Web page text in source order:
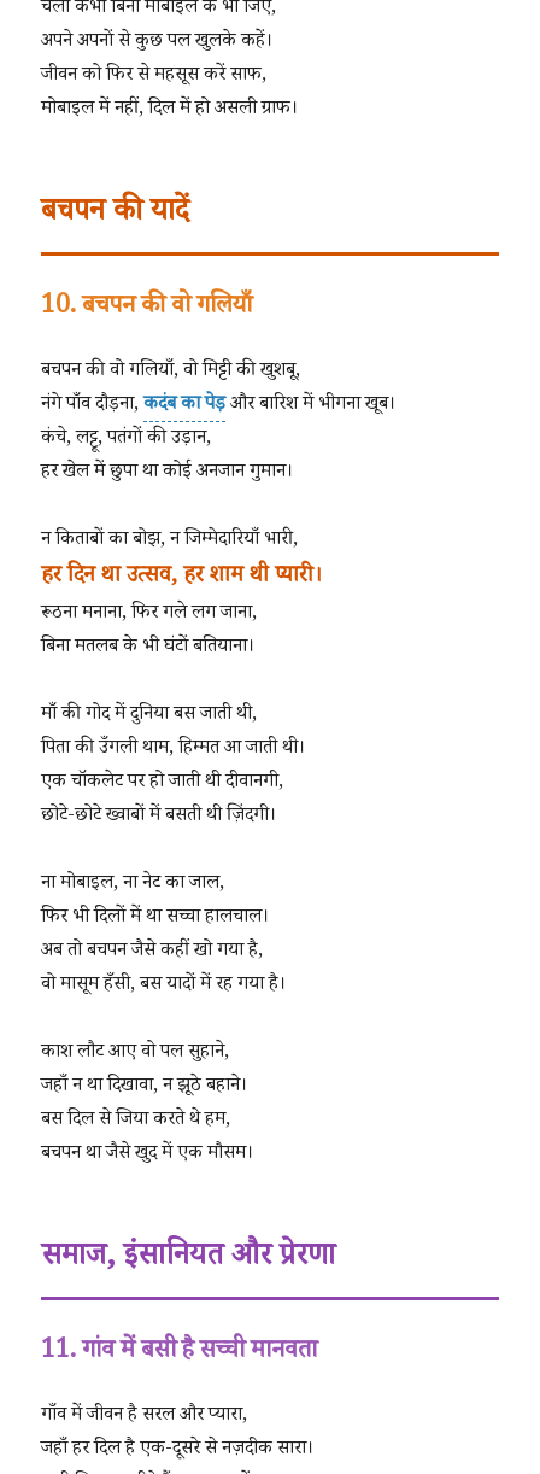
चलो कभी बिना मोबाइल के भी जिएं,
अपने अपनों से कुछ पल खुलके कहें।
जीवन को फिर से महसूस करें साफ,
मोबाइल में नहीं, दिल में हो असली ग्राफ।
बचपन की यादें
10. बचपन की वो गलियाँ
बचपन की वो गलियाँ, वो मिट्टी की खुशबू,
नंगे पाँव दौड़ना,कदंब का पेड़और बारिश में भीगना खूब।
कंचे, लट्टू, पतंगों की उड़ान,
हर खेल में छुपा था कोई अनजान गुमान।
न किताबों का बोझ, न जिम्मेदारियाँ भारी,
हर दिन था उत्सव, हर शाम थी प्यारी।
रूठना मनाना, फिर गले लग जाना,
बिना मतलब के भी घंटों बतियाना।
माँ की गोद में दुनिया बस जाती थी,
पिता की उँगली थाम, हिम्मत आ जाती थी।
एक चॉकलेट पर हो जाती थी दीवानगी,
छोटे-छोटे ख्वाबों में बसती थी ज़िंदगी।
ना मोबाइल, ना नेट का जाल,
फिर भी दिलों में था सच्चा हालचाल।
अब तो बचपन जैसे कहीं खो गया है,
वो मासूम हँसी, बस यादों में रह गया है।
काश लौट आए वो पल सुहाने,
जहाँ न था दिखावा, न झूठे बहाने।
बस दिल से जिया करते थे हम,
बचपन था जैसे खुद में एक मौसम।
समाज, इंसानियत और प्रेरणा
11. गांव में बसी है सच्ची मानवता
गाँव में जीवन है सरल और प्यारा,
जहाँ हर दिल है एक-दूसरे से नज़दीक सारा।